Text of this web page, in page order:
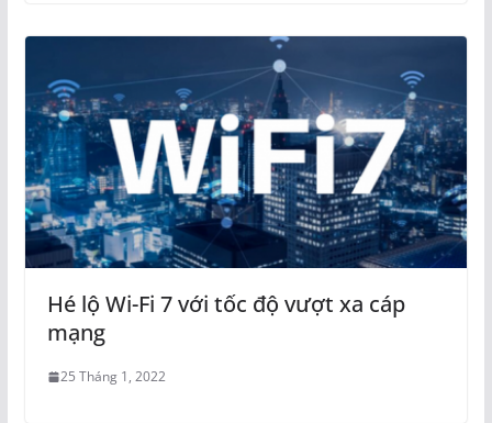
Hé lộ Wi-Fi 7 với tốc độ vượt xa cáp
mạng
25 Tháng 1, 2022